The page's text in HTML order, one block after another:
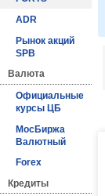
ADR
Рынок акций
SPB
Валюта
Официальные
курсы ЦБ
МосБиржа
Валютный
Forex
Кредиты